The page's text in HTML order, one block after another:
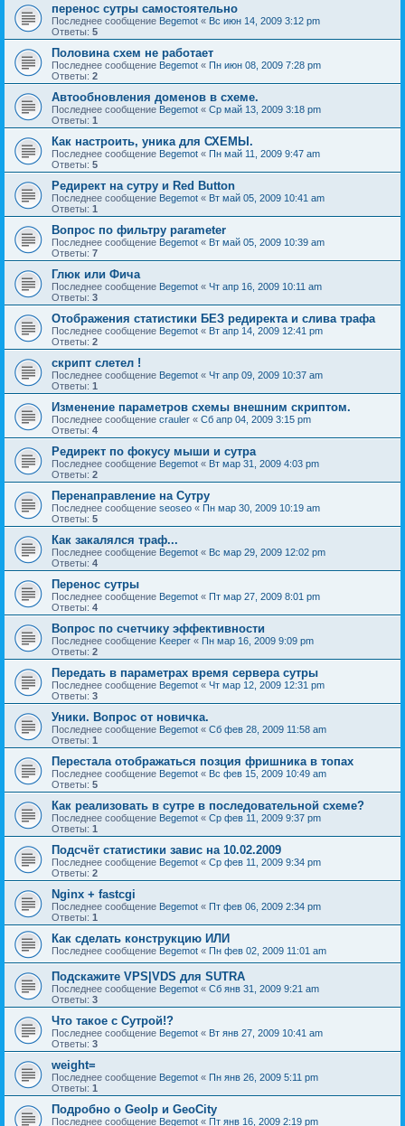
перенос сутры самостоятельно
Последнее сообщение Begemot « Вс июн 14, 2009 3:12 pm
Ответы: 5
Половина схем не работает
Последнее сообщение Begemot « Пн июн 08, 2009 7:28 pm
Ответы: 2
Автообновления доменов в схеме.
Последнее сообщение Begemot « Ср май 13, 2009 3:18 pm
Ответы: 1
Как настроить, уника для СХЕМЫ.
Последнее сообщение Begemot « Пн май 11, 2009 9:47 am
Ответы: 5
Редирект на сутру и Red Button
Последнее сообщение Begemot « Вт май 05, 2009 10:41 am
Ответы: 1
Вопрос по фильтру parameter
Последнее сообщение Begemot « Вт май 05, 2009 10:39 am
Ответы: 7
Глюк или Фича
Последнее сообщение Begemot « Чт апр 16, 2009 10:11 am
Ответы: 3
Отображения статистики БЕЗ редиректа и слива трафа
Последнее сообщение Begemot « Вт апр 14, 2009 12:41 pm
Ответы: 2
скрипт слетел !
Последнее сообщение Begemot « Чт апр 09, 2009 10:37 am
Ответы: 1
Изменение параметров схемы внешним скриптом.
Последнее сообщение crauler « Сб апр 04, 2009 3:15 pm
Ответы: 4
Редирект по фокусу мыши и сутра
Последнее сообщение Begemot « Вт мар 31, 2009 4:03 pm
Ответы: 2
Перенаправление на Сутру
Последнее сообщение seoseo « Пн мар 30, 2009 10:19 am
Ответы: 5
Как закалялся траф...
Последнее сообщение Begemot « Вс мар 29, 2009 12:02 pm
Ответы: 4
Перенос сутры
Последнее сообщение Begemot « Пт мар 27, 2009 8:01 pm
Ответы: 4
Вопрос по счетчику эффективности
Последнее сообщение Keeper « Пн мар 16, 2009 9:09 pm
Ответы: 2
Передать в параметрах время сервера сутры
Последнее сообщение Begemot « Чт мар 12, 2009 12:31 pm
Ответы: 3
Уники. Вопрос от новичка.
Последнее сообщение Begemot « Сб фев 28, 2009 11:58 am
Ответы: 1
Перестала отображаться позция фришника в топах
Последнее сообщение Begemot « Вс фев 15, 2009 10:49 am
Ответы: 5
Как реализовать в сутре в последовательной схеме?
Последнее сообщение Begemot « Ср фев 11, 2009 9:37 pm
Ответы: 1
Подсчёт статистики завис на 10.02.2009
Последнее сообщение Begemot « Ср фев 11, 2009 9:34 pm
Ответы: 2
Nginx + fastcgi
Последнее сообщение Begemot « Пт фев 06, 2009 2:34 pm
Ответы: 1
Как сделать конструкцию ИЛИ
Последнее сообщение Begemot « Пн фев 02, 2009 11:01 am
Подскажите VPS|VDS для SUTRA
Последнее сообщение Begemot « Сб янв 31, 2009 9:21 am
Ответы: 3
Что такое с Сутрой!?
Последнее сообщение Begemot « Вт янв 27, 2009 10:41 am
Ответы: 3
weight=
Последнее сообщение Begemot « Пн янв 26, 2009 5:11 pm
Ответы: 1
Подробно о GeoIp и GeoCity
Последнее сообщение Begemot « Пт янв 16, 2009 2:19 pm